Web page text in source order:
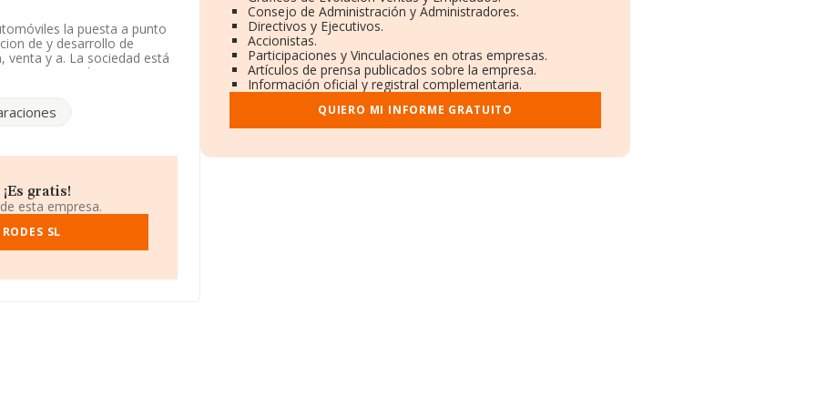
la puesta a punto
de y desarrollo de
venta y a. La sociedad está
corresponde a '%cnae%',
exteriores.
a los datos
situada en Calle Actor
Valenciana.
empresas, a nivel
entre todas las
empresas, cuyas
gratis!
esta empresa.
SL
Consejo de Administración y Administradores.
Directivos y Ejecutivos.
Accionistas.
Participaciones y Vinculaciones en otras empresas.
Artículos de prensa publicados sobre la empresa.
Información oficial y registral complementaria.
QUIERO MI INFORME GRATUITO